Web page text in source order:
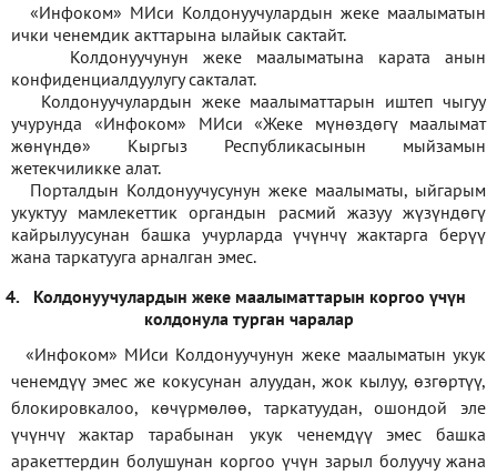
«Инфоком» МИси Колдонуучулардын жеке маалыматын
ички ченемдик акттарына ылайык сактайт.
Колдонуучунун жеке маалыматына карата анын
конфиденциалдуулугу сакталат.
Колдонуучулардын жеке маалыматтарын иштеп чыгуу
учурунда «Инфоком» МИси«Жеке мүнөздөгү маалымат
жөнүндө» Кыргыз Республикасынын мыйзамын
жетекчиликке алат.
Порталдын Колдонуучусунун жеке маалыматы, ыйгарым
укуктуу мамлекеттик органдын расмий жазуу жүзүндөгү
кайрылуусунан башка учурларда үчүнчү жактарга берүү
жана таркатууга арналган эмес.
4.
Колдонуучулардын жеке маалыматтарын коргоо үчүн
колдонула турган чаралар
«Инфоком» МИси Колдонуучунун жеке маалыматын укук
ченемдүү эмес же кокусунан алуудан, жок кылуу, өзгөртүү,
блокировкалоо, көчүрмөлөө, таркатуудан, ошондой эле
үчүнчү жактар тарабынан укук ченемдүү эмес башка
аракеттердин болушунан коргоо үчүн зарыл болуучу жана